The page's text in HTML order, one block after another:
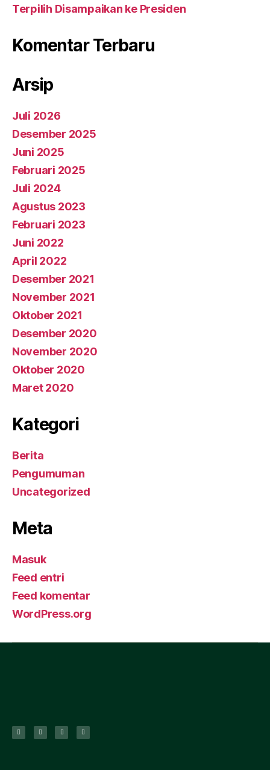
Terpilih Disampaikan ke Presiden
Komentar Terbaru
Arsip
Juli 2026
Desember 2025
Juni 2025
Februari 2025
Juli 2024
Agustus 2023
Februari 2023
Juni 2022
April 2022
Desember 2021
November 2021
Oktober 2021
Desember 2020
November 2020
Oktober 2020
Maret 2020
Kategori
Berita
Pengumuman
Uncategorized
Meta
Masuk
Feed entri
Feed komentar
WordPress.org